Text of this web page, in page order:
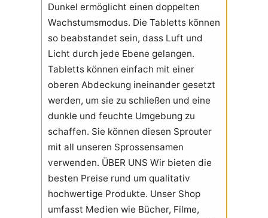
Dunkel ermöglicht einen doppelten
Wachstumsmodus. Die Tabletts können
so beabstandet sein, dass Luft und
Licht durch jede Ebene gelangen.
Tabletts können einfach mit einer
oberen Abdeckung ineinander gesetzt
werden, um sie zu schließen und eine
dunkle und feuchte Umgebung zu
schaffen. Sie können diesen Sprouter
mit all unseren Sprossensamen
verwenden. ÜBER UNS Wir bieten die
besten Preise rund um qualitativ
hochwertige Produkte. Unser Shop
umfasst Medien wie Bücher, Filme,